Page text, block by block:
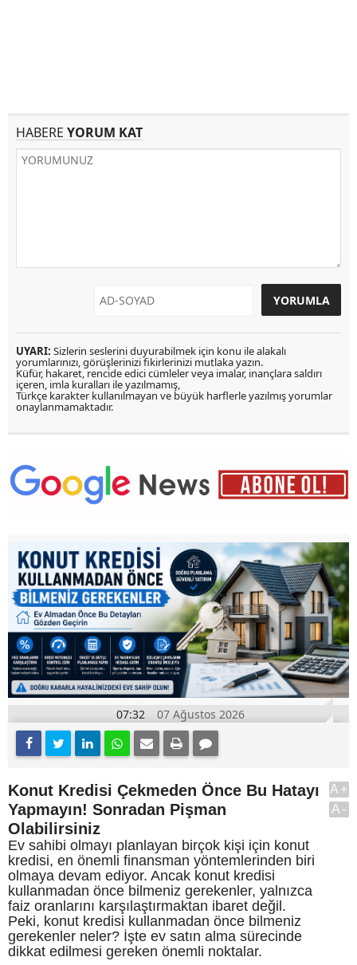
HABERE YORUM KAT
UYARI: Sizlerin seslerini duyurabilmek için konu ile alakalı
yorumlarınızı, görüşlerinizi fikirlerinizi mutlaka yazın.
Küfür, hakaret, rencide edici cümleler veya imalar, inançlara saldırı
içeren, imla kuralları ile yazılmamış,
Türkçe karakter kullanılmayan ve büyük harflerle yazılmış yorumlar
onaylanmamaktadır.
07:32 07 Ağustos 2026
Konut Kredisi Çekmeden Önce Bu Hatayı
Yapmayın! Sonradan Pişman
Olabilirsiniz
Ev sahibi olmayı planlayan birçok kişi için konut
kredisi, en önemli finansman yöntemlerinden biri
olmaya devam ediyor. Ancak konut kredisi
kullanmadan önce bilmeniz gerekenler, yalnızca
faiz oranlarını karşılaştırmaktan ibaret değil.
Peki, konut kredisi kullanmadan önce bilmeniz
gerekenler neler? İşte ev satın alma sürecinde
dikkat edilmesi gereken önemli noktalar.
A+
A-